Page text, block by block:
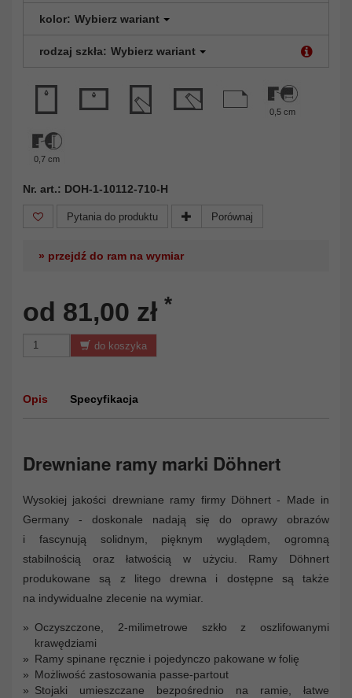
kolor: Wybierz wariant
rodzaj szkła: Wybierz wariant
0,5 cm
0,7 cm
Nr. art.: DOH-1-10112-710-H
Pytania do produktu Porównaj
» przejdź do ram na wymiar
od 81,00 zł *
do koszyka
Opis Specyfikacja
Drewniane ramy marki Döhnert
Wysokiej jakości drewniane ramy firmy Döhnert - Made in
Germany - doskonale nadają się do oprawy obrazów
i fascynują solidnym, pięknym wyglądem, ogromną
stabilnością oraz łatwością w użyciu. Ramy Döhnert
produkowane są z litego drewna i dostępne są także
na indywidualne zlecenie na wymiar.
Oczyszczone, 2-milimetrowe szkło z oszlifowanymi
krawędziami
Ramy spinane ręcznie i pojedynczo pakowane w folię
Możliwość zastosowania passe-partout
Stojaki umieszczane bezpośrednio na ramie, łatwe